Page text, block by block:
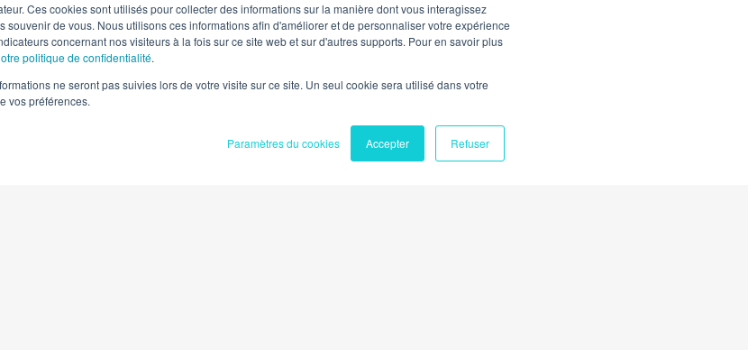
Ces cookies sont utilisés pour collecter des informations sur la manière dont vous interagissez
souvenir de vous. Nous utilisons ces informations afin d'améliorer et de personnaliser votre expérience
concernant nos visiteurs à la fois sur ce site web et sur d'autres supports. Pour en savoir plus
politique de confidentialité.
ne seront pas suivies lors de votre visite sur ce site. Un seul cookie sera utilisé dans votre
vos préférences.
Paramètres du cookies Accepter Refuser